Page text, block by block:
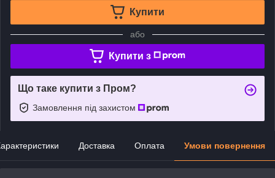
Купити
або
Купити з
Що таке купити з Пром?
Замовлення під захистом
Доставка Оплата Умови повернення